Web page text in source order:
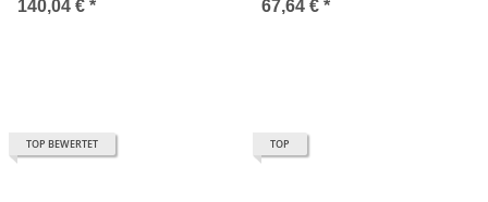
140,04 € * 67,64 € *
TOP BEWERTET TOP